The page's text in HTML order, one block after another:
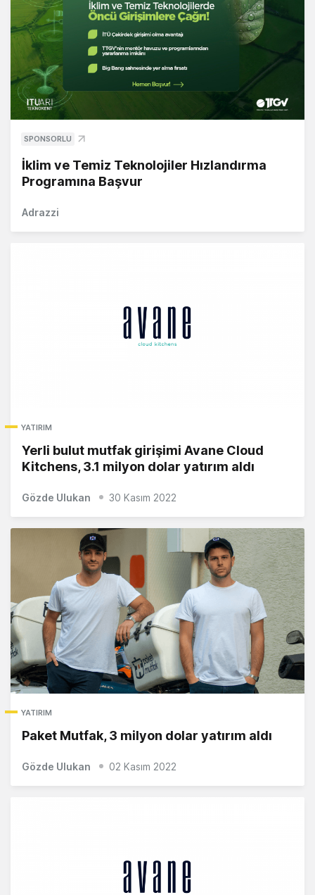
SPONSORLU
İklim ve Temiz Teknolojiler Hızlandırma
Programına Başvur
Adrazzi
YATIRIM
Yerli bulut mutfak girişimi Avane Cloud
Kitchens, 3.1 milyon dolar yatırım aldı
Gözde Ulukan 30 Kasım 2022
YATIRIM
Paket Mutfak, 3 milyon dolar yatırım aldı
Gözde Ulukan 02 Kasım 2022